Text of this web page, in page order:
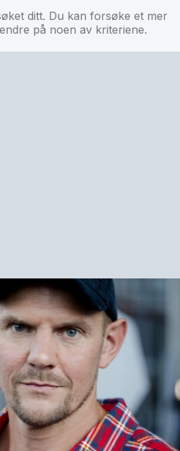
ditt. Du kan forsøke et mer
på noen av kriteriene.